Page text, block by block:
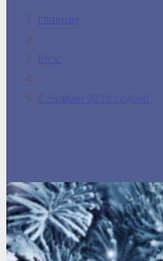
С Новым 2018 годом!